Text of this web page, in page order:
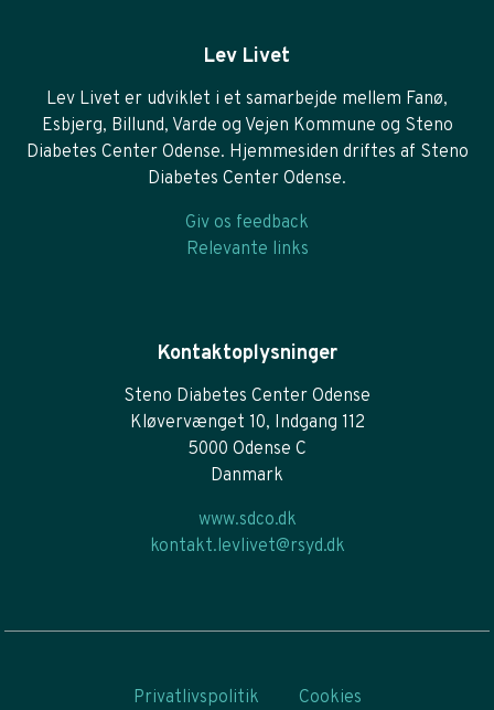
Lev Livet
Lev Livet er udviklet i et samarbejde mellem Fanø,
Esbjerg, Billund, Varde og Vejen Kommune og Steno
Diabetes Center Odense. Hjemmesiden driftes af Steno
Diabetes Center Odense.
Giv os feedback
Relevante links
Kontaktoplysninger
Steno Diabetes Center Odense
Kløvervænget 10, Indgang 112
5000 Odense C
Danmark
www.sdco.dk
kontakt.levlivet@rsyd.dk
Privatlivspolitik Cookies